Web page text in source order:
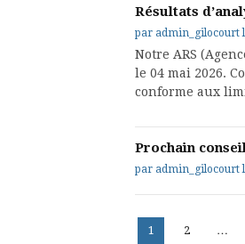
Résultats
par admin_gilocourt
Notre ARS
le 04 mai 2026.
conforme aux
Prochain
par admin_gilocourt
Page
1 Page
2 …